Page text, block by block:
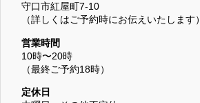
守口市紅屋町7-10
（詳しくはご予約時にお伝えいたします）
営業時間
10時〜20時
（最終ご予約18時）
定休日